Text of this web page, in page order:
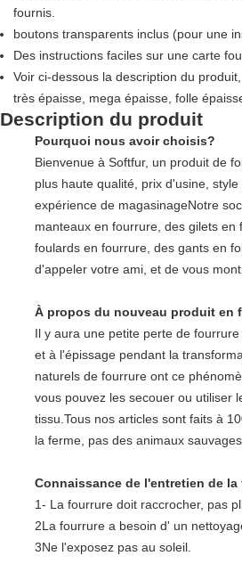
fournis.
boutons transparents inclus (pour une
Des instructions faciles sur une carte
Voir ci-dessous la description du
très épaisse, mega épaisse, folle
Description du produit
Pourquoi nous avoir choisis?
Bienvenue à Softfur, un produit de
plus haute qualité, prix d'usine,
expérience de magasinageNotre
manteaux en fourrure, des gilets
foulards en fourrure, des gants en
d'appeler votre ami, et de vous
À propos du nouveau produit en
Il y aura une petite perte de
et à l'épissage pendant la
naturels de fourrure ont ce
vous pouvez les secouer ou utiliser
tissu.Tous nos articles sont faits à
la ferme, pas des animaux
Connaissance de l'entretien de la
1- La fourrure doit raccrocher, pas
2La fourrure a besoin d' un
3Ne l'exposez pas au soleil.